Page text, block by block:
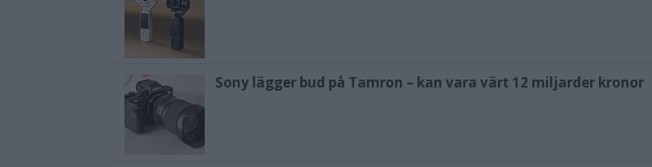
Sony lägger bud på Tamron – kan vara värt 12 miljarder kronor